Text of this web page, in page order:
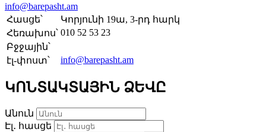
info@barepasht.am
Հասցե՝
Կորյունի 19ա, 3-րդ հարկ
Հեռախոս՝ 010 52 53 23
Բջջային՝
էլ-փոստ՝
info@barepasht.am
ԿՈՆՏԱԿՏԱՅԻՆ ՁԵՎԸ
Անուն
Էլ․ հասցե